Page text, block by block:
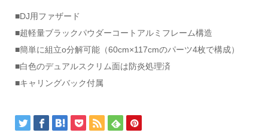
■DJ用ファザード
■超軽量ブラックパウダーコートアルミフレーム構造
■簡単に組立o分解可能（60cm×117cmのパーツ4枚で構成）
■白色のデュアルスクリム面は防炎処理済
■キャリングバック付属